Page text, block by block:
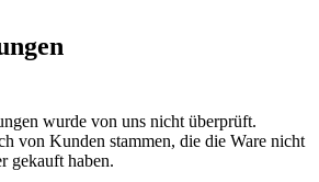
wurde von uns nicht überprüft.
von Kunden stammen, die die Ware nicht
gekauft haben.